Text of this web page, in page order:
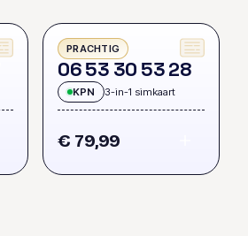
PRACHTIG
0653 30 5328
KPN 3-in-1 simkaart
€ 79,99